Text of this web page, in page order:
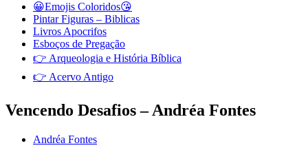
😀Emojis Coloridos😘
Pintar Figuras – Biblicas
Livros Apocrifos
Esboços de Pregação
👉 Arqueologia e História Bíblica
👉 Acervo Antigo
Vencendo Desafios – Andréa Fontes
Andréa Fontes